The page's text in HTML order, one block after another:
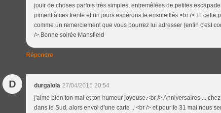
jouir de choses parfois très simples, entremêlées de petites
piment à ces trente et un jours espérons le ensoleillés.<br /> Et cette
comme un remerciement que vous pourrez lui adresser (enfin c'est
/> Bonne soirée Mansfield
Répondre
D durgalola 27/04/2015 20:54
j'aime bien ton mai et ton humeur joyeuse.<br /> Anniversaires ...
dans le Sud, alors envoi d'une carte .. <br /> et pour le 31 mai nous